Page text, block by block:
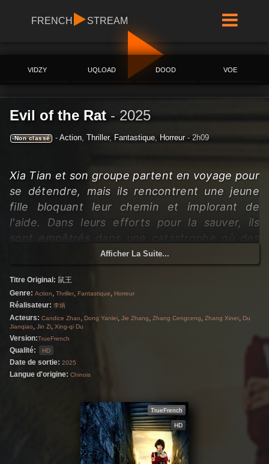
FRENCH STREAM
VIDZY UQLOAD DOOD VOE
Evil of the Rat - 2025
-Non classé - Action, Thriller, Fantastique, Horreur - 2h09
Xia Tian et son groupe partent en voyage pour
se détendre, mais ils rencontrent une jeune
fille bloquant leur chemin et implorant de
l'aide. Dans leurs efforts pour la sauver, ils
sont empêtrés dans une catastrophe où des
rats mutants commencent à attaquer des
Afficher La Suite...
Titre Original: 鼠王
Genre: Action, Thriller, Fantastique, Horreur
Réalisateur: 李炳
Acteurs: Candice Zhao, Dong Yanlei, Jie Zhang, Zhang Cengceng, Zhang Xiner, Du
Jianqiao, Jin Zi, Xing-qi Du
Version:TrueFrench
Qualité: HD
Date de sortie: 2025
Langue d'origine: Chinois
TrueFrench
HD